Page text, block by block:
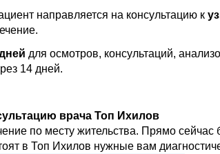
направляется на консультацию к
для осмотров, консультаций,
14 дней.
врача Топ Ихилов
по месту жительства. Прямо сейчас
в Топ Ихилов нужные вам